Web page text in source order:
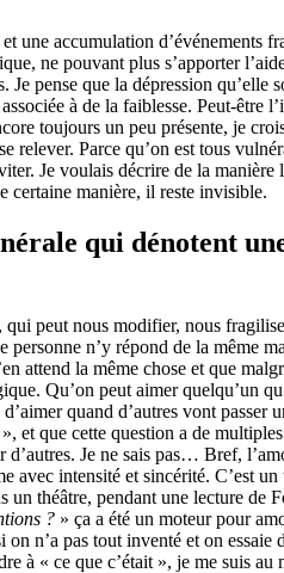
une accumulation
ne pouvant plus s’apporter
pense que la dépression
à de la faiblesse. Peut-être
toujours un peu présente, je
Parce qu’on est tous
Je voulais décrire de la
certaine manière, il reste invisible.
qui dénotent
peut nous modifier, nous
n’y répond de la même
attend la même chose et que
Qu’on peut aimer quelqu’un
quand d’autres vont
et que cette question a de
Je ne sais pas… Bref,
avec intensité et sincérité. C’est
théâtre, pendant une lecture
? » ça a été un moteur pour
n’a pas tout inventé et on
à « ce que c’était », je me suis